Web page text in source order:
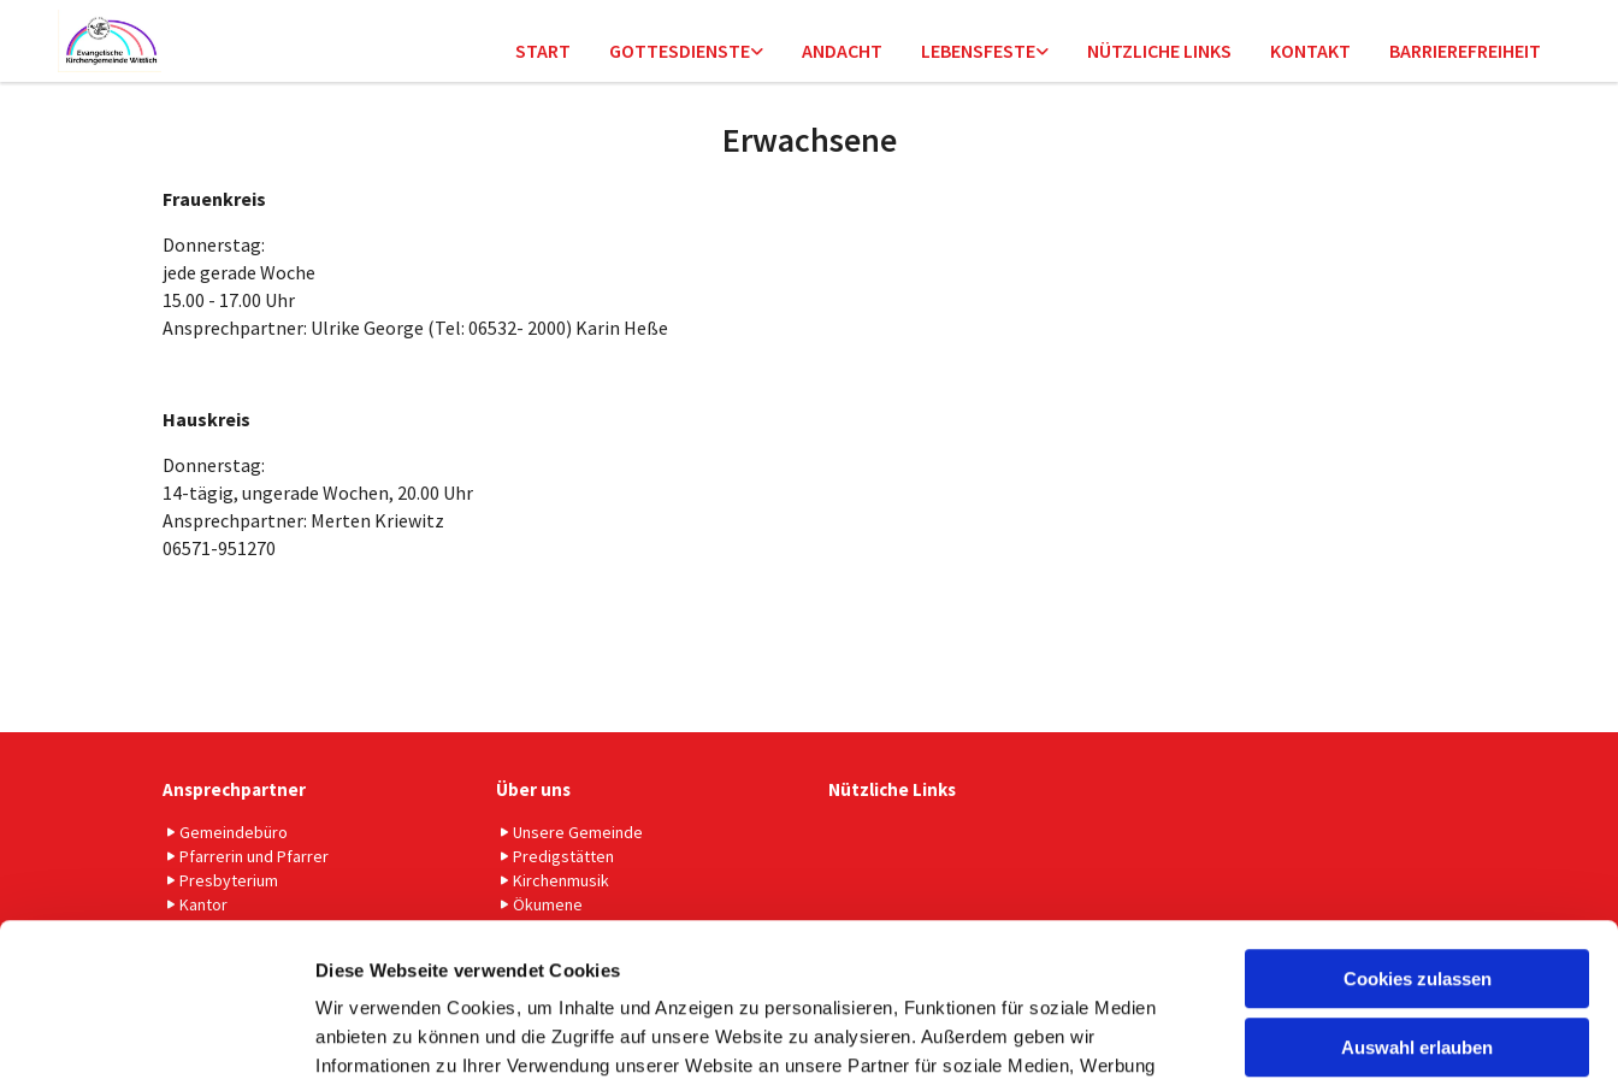
Diese Webseite verwendet Cookies
Wir verwenden Cookies, um Inhalte und Anzeigen zu personalisieren, Funktionen für soziale Medien
anbieten zu können und die Zugriffe auf unsere Website zu analysieren. Außerdem geben wir
Informationen zu Ihrer Verwendung unserer Website an unsere Partner für soziale Medien, Werbung
Cookies zulassen
Auswahl erlauben
START GOTTESDIENSTE ANDACHT LEBENSFESTE NÜTZLICHE LINKS KONTAKT BARRIEREFREIHEIT
Erwachsene
Frauenkreis
Donnerstag:
jede gerade Woche
15.00 - 17.00 Uhr
Ansprechpartner: Ulrike George (Tel: 06532- 2000) Karin Heße
Hauskreis
Donnerstag:
14-tägig, ungerade Wochen, 20.00 Uhr
Ansprechpartner: Merten Kriewitz
06571-951270
Ansprechpartner
Gemeindebüro
Pfarrerin und Pfarrer
Presbyterium
Kantor
Gemeindepädagogin
Gruppen und Treffpunkte
Krankenhausbesuchsdienst
Über uns
Unsere Gemeinde
Predigstätten
Kirchenmusik
Ökumene
Gemeindekonzeption
Geschichte
Nützliche Links